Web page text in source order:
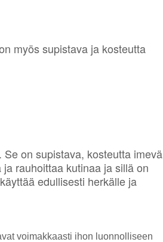
myös supistava ja kosteutta
on supistava, kosteutta imevä
rauhoittaa kutinaa ja sillä on
edullisesti herkälle ja
voimakkaasti ihon luonnolliseen